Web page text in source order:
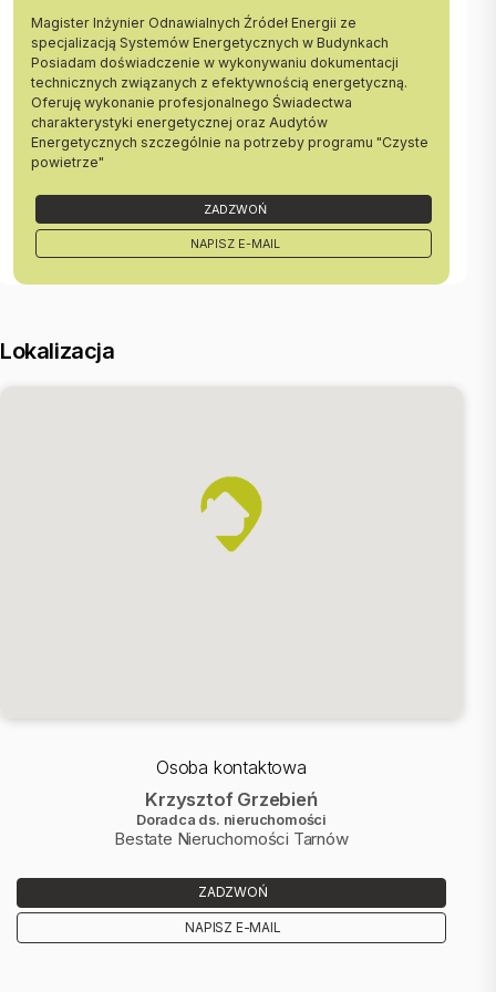
Woda miejska, dodatkowo studnia głębinowa 14m
Kanalizacja miejska
Gaz
W sąsiedztwie nowa zabudowa jednorodzinna. Ciche i spokojne
miejsce.
POLECAM I ZAPRASZAM NA PREZENTACJĘ !
Jesteśmy z Tobą od prezentacji do przekazania kluczy. Sprawnie
finansowym wybierzesz najlepszą ofertę kredytu.
e-mail: kgrzebien@bestate.com.pl
Magister Inżynier Odnawialnych Źródeł Energii ze
specjalizacją Systemów Energetycznych w Budynkach
Posiadam doświadczenie w wykonywaniu dokumentacji
technicznych związanych z efektywnością energetyczną.
Oferuję wykonanie profesjonalnego Świadectwa
charakterystyki energetycznej oraz Audytów
Energetycznych szczególnie na potrzeby programu "Czyste
powietrze"
ZADZWOŃ
NAPISZ E-MAIL
Lokalizacja
Osoba kontaktowa
Krzysztof Grzebień
Doradca ds. nieruchomości
Bestate Nieruchomości Tarnów
ZADZWOŃ
NAPISZ E-MAIL